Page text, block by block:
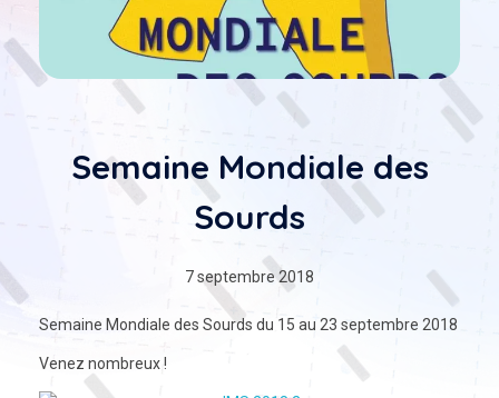
Semaine Mondiale des
Sourds
7 septembre 2018
Semaine Mondiale des Sourds du 15 au 23 septembre 2018
Venez nombreux !